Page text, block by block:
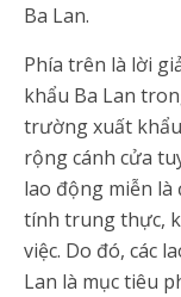
Ba Lan.
Phía trên là lời
khẩu Ba Lan
trường xuất
rộng cánh cửa
lao động miễn là
tính trung thực,
việc. Do đó, các
Lan là mục tiêu